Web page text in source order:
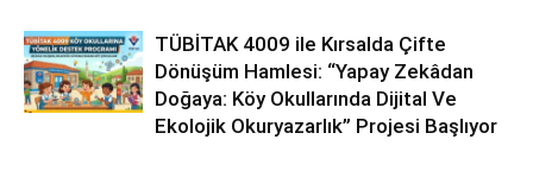
TÜBİTAK 4009 ile Kırsalda Çifte
Dönüşüm Hamlesi: “Yapay Zekâdan
Doğaya: Köy Okullarında Dijital Ve
Ekolojik Okuryazarlık” Projesi Başlıyor